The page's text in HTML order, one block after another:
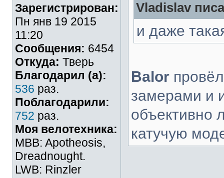
Зарегистрирован:
Пн янв 19 2015
11:20
Сообщения: 6454
Откуда: Тверь
Благодарил (а):
536 раз.
Поблагодарили:
752 раз.
Моя велотехника:
MBB: Apotheosis,
Dreadnought.
LWB: Rinzler
Vladislav
и даже
Balor
замерами и
объективно
катучую